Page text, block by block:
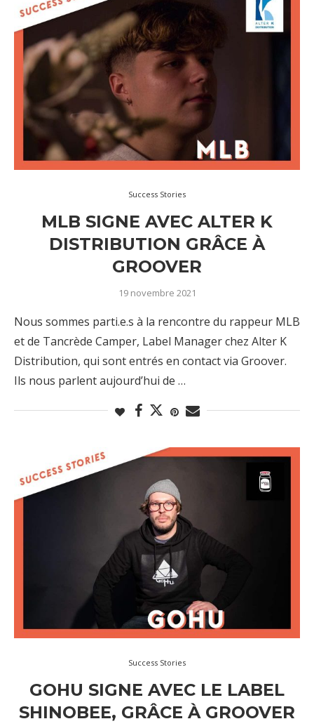
Success Stories
MLB SIGNE AVEC ALTER K
DISTRIBUTION GRÂCE À
GROOVER
19 novembre 2021
Nous sommes parti.e.s à la rencontre du rappeur MLB
et de Tancrède Camper, Label Manager chez Alter K
Distribution, qui sont entrés en contact via Groover.
Ils nous parlent aujourd’hui de …
Success Stories
GOHU SIGNE AVEC LE LABEL
SHINOBEE, GRÂCE À GROOVER